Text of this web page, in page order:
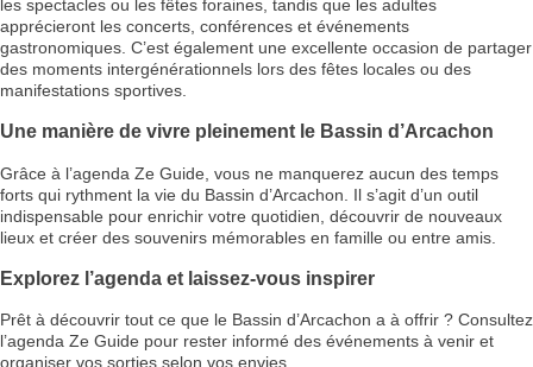
les spectacles ou les fêtes foraines, tandis que les adultes
apprécieront les concerts, conférences et événements
gastronomiques. C’est également une excellente occasion de partager
des moments intergénérationnels lors des fêtes locales ou des
manifestations sportives.
Une manière de vivre pleinement le Bassin d’Arcachon
Grâce à l’agenda Ze Guide, vous ne manquerez aucun des temps
forts qui rythment la vie du Bassin d’Arcachon. Il s’agit d’un outil
indispensable pour enrichir votre quotidien, découvrir de nouveaux
lieux et créer des souvenirs mémorables en famille ou entre amis.
Explorez l’agenda et laissez-vous inspirer
Prêt à découvrir tout ce que le Bassin d’Arcachon a à offrir ? Consultez
l’agenda Ze Guide pour rester informé des événements à venir et
organiser vos sorties selon vos envies.